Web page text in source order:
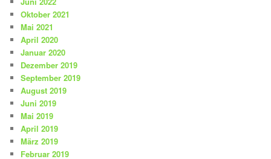
Oktober 2021
Mai 2021
April 2020
Januar 2020
Dezember 2019
September 2019
August 2019
Juni 2019
Mai 2019
April 2019
März 2019
Februar 2019